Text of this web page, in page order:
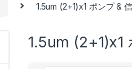
1.5um (2+1)x1 ポンプ &
1.5um (2+1)x1